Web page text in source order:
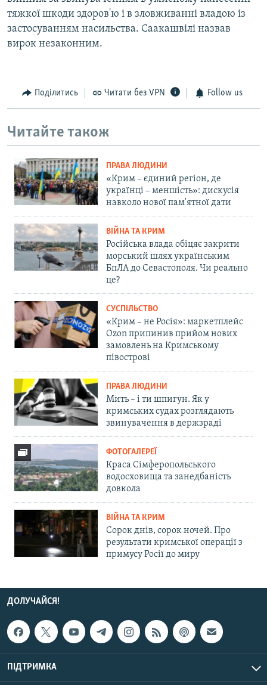
тяжкої шкоди здоров'ю і в зловживанні владою із
застосуванням насильства. Саакашвілі назвав
вирок незаконним.
Поділитись Читати без VPN Follow us
Читайте також
ПРАВА ЛЮДИНИ
«Крим – єдиний регіон, де
українці – меншість»: дискусія
навколо нової пам'ятної дати
ВІЙНА ТА КРИМ
Російська влада обіцяє закрити
морський шлях українським
БпЛА до Севастополя. Чи реально
це?
СУСПІЛЬСТВО
«Крим – не Росія»: маркетплейс
Ozon припинив прийом нових
замовлень на Кримському
півострові
ПРАВА ЛЮДИНИ
Мить – і ти шпигун. Як у
кримських судах розглядають
звинувачення в держзраді
ФОТОГАЛЕРЕЇ
Краса Сімферопольського
водосховища та занедбаність
довкола
ВІЙНА ТА КРИМ
Сорок днів, сорок ночей. Про
результати кримської операції з
примусу Росії до миру
ДОЛУЧАЙСЯ!
ПІДТРИМКА